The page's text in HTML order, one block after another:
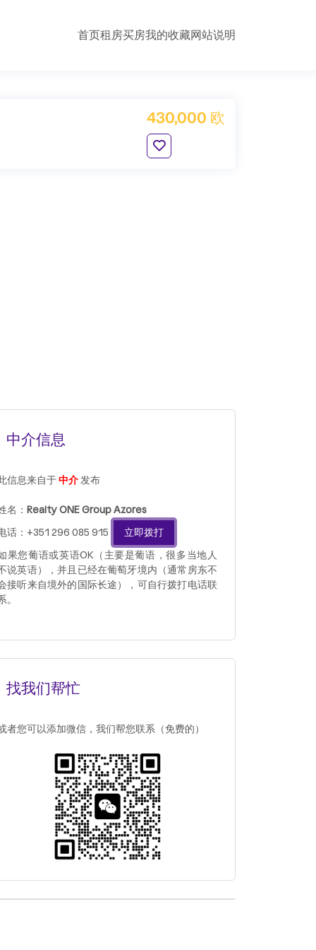
首页租房买房我的收藏网站说明
430,000 欧
中介信息
信息来自于中介发布
名： Realty ONE Group Azores
话：+351 296 085 915
立即拨打
果您葡语或英语OK（主要是葡语，很多当地人
说英语），并且已经在葡萄牙境内（通常房东不
接听来自境外的国际长途），可自行拨打电话联
。
找我们帮忙
者您可以添加微信，我们帮您联系（免费的）